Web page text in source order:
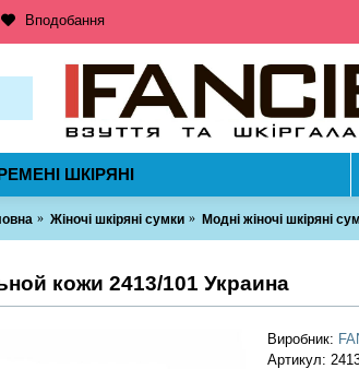
Вподобання
ШКІРЯНІ
Жіночі шкіряні сумки Модні жіночі шкіряні
кожи 2413/101 Украина
Виробник:
Артикул: